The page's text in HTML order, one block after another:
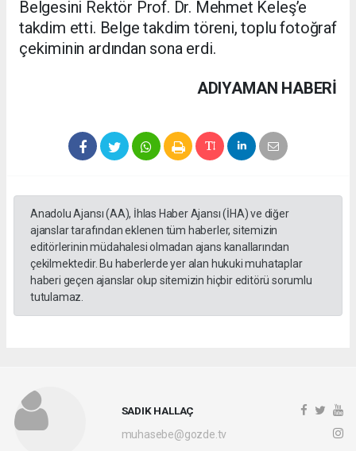
Belgesini Rektör Prof. Dr. Mehmet Keleş’e
takdim etti. Belge takdim töreni, toplu fotoğraf
çekiminin ardından sona erdi.
ADIYAMAN HABERİ
Anadolu Ajansı (AA), İhlas Haber Ajansı (İHA) ve diğer
ajanslar tarafından eklenen tüm haberler, sitemizin
editörlerinin müdahalesi olmadan ajans kanallarından
çekilmektedir. Bu haberlerde yer alan hukuki muhataplar
haberi geçen ajanslar olup sitemizin hiçbir editörü sorumlu
tutulamaz.
SADIK HALLAÇ
muhasebe@gozde.tv